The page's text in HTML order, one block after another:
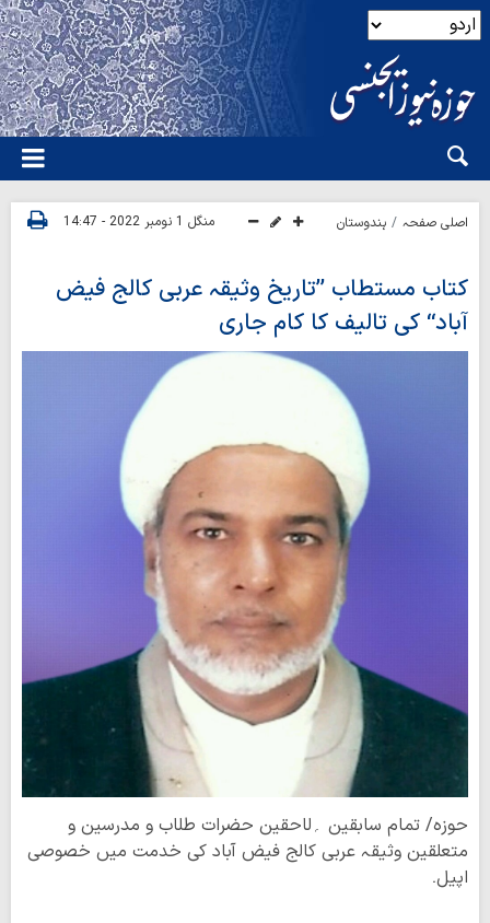
اصلی صفحہ ہندوستان منگل 1 نومبر 2022 - 14:47
کتاب مستطاب ’’تاریخ وثیقہ عربی کالج فیض
آباد‘‘ کی تالیف کا کام جاری
حوزہ/ تمام سابقین ؍لاحقین حضرات طلاب و مدرسین و
متعلقین وثیقہ عربی کالج فیض آباد کی خدمت میں خصوصی
اپیل۔